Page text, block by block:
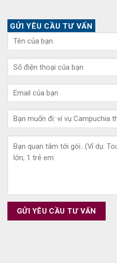
GỬI YÊU CẦU TƯ VẤN